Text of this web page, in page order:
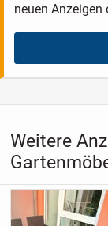
neuen Anzeigen
Weitere